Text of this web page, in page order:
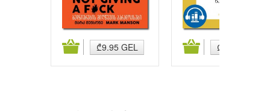
₾9.95 GEL ₾9.95 GEL
კალათაში დამატება კალათაში დამატება